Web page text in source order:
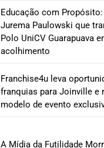
Educação com
Jurema Paulowski que
Polo UniCV Guarapuava
acolhimento
Franchise4u leva
franquias para Joinville e
modelo de evento
A Mídia da Futilidade